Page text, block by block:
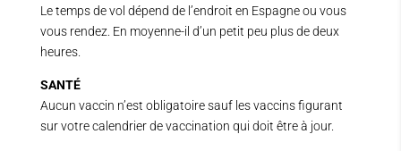
Le temps de vol dépend de l’endroit en Espagne ou vous
vous rendez. En moyenne-il d’un petit peu plus de deux
heures.
SANTÉ
Aucun vaccin n’est obligatoire sauf les vaccins figurant
sur votre calendrier de vaccination qui doit être à jour.